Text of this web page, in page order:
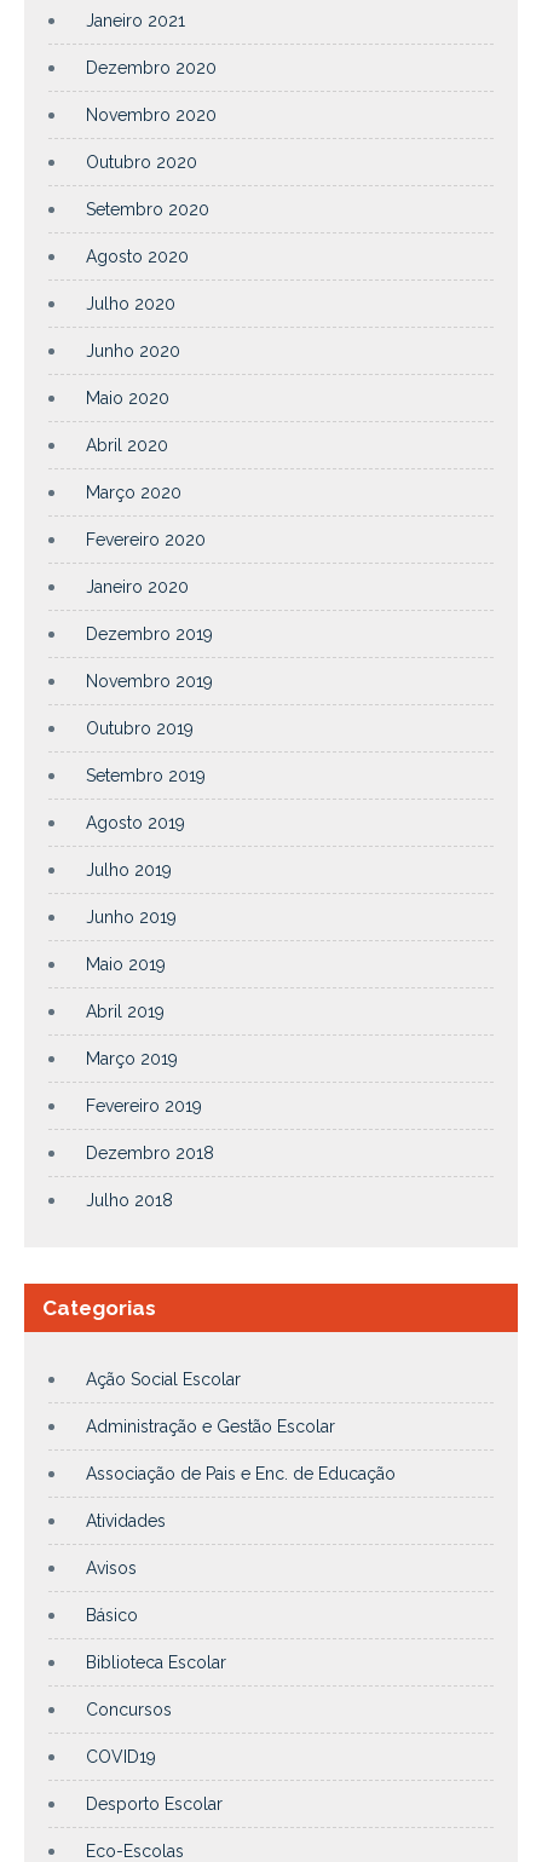
Janeiro 2021
Dezembro 2020
Novembro 2020
Outubro 2020
Setembro 2020
Agosto 2020
Julho 2020
Junho 2020
Maio 2020
Abril 2020
Março 2020
Fevereiro 2020
Janeiro 2020
Dezembro 2019
Novembro 2019
Outubro 2019
Setembro 2019
Agosto 2019
Julho 2019
Junho 2019
Maio 2019
Abril 2019
Março 2019
Fevereiro 2019
Dezembro 2018
Julho 2018
Categorias
Ação Social Escolar
Administração e Gestão Escolar
Associação de Pais e Enc. de Educação
Atividades
Avisos
Básico
Biblioteca Escolar
Concursos
COVID19
Desporto Escolar
Eco-Escolas